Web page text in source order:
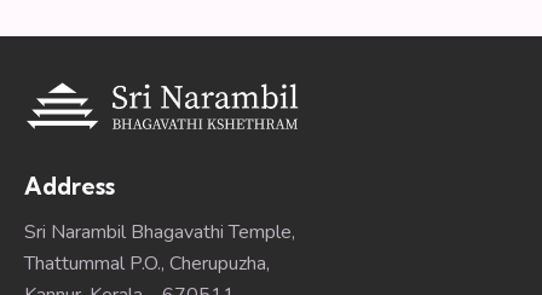
Address
Sri Narambil Bhagavathi Temple,
Thattummal P.O., Cherupuzha,